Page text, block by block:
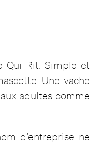
Qui Rit. Simple et
Une vache
adultes comme
d’entreprise ne